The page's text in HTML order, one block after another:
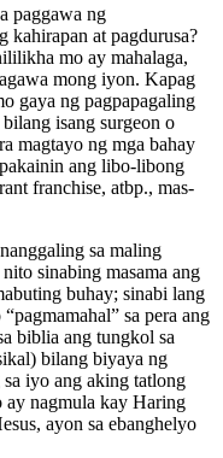
paggawa ng
kahirapan at pagdurusa?
mo ay mahalaga,
mong iyon. Kapag
gaya ng pagpapagaling
isang surgeon o
magtayo ng mga bahay
ang libo-libong
franchise, atbp., mas-
sa maling
sinabing masama ang
buhay; sinabi lang
sa pera ang
biblia ang tungkol sa
bilang biyaya ng
iyo ang aking tatlong
ay nagmula kay Haring
ayon sa ebanghelyo